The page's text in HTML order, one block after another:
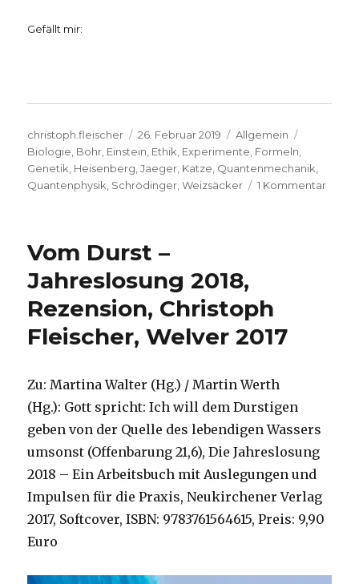
Gefällt mir:
Autor
christoph.fleischer
Veröffentlicht
am
26. Februar 2019 Kategorien
Allgemein
Biologie, Bohr, Einstein, Ethik, Experimente, Formeln,
Genetik, Heisenberg,Jaeger, Katze, Quantenmechanik,
Quantenphysik, Schrödinger,Weizsäcker 1 Kommentarzu
Vom Durst –
Jahreslosung 2018,
Rezension, Christoph
Fleischer, Welver 2017
Zu: Martina Walter (Hg.) / Martin Werth
(Hg.): Gott spricht: Ich will dem Durstigen
geben von der Quelle des lebendigen Wassers
umsonst (Offenbarung 21,6), Die Jahreslosung
2018 – Ein Arbeitsbuch mit Auslegungen und
Impulsen für die Praxis, Neukirchener Verlag
2017, Softcover, ISBN: 9783761564615, Preis: 9,90
Euro